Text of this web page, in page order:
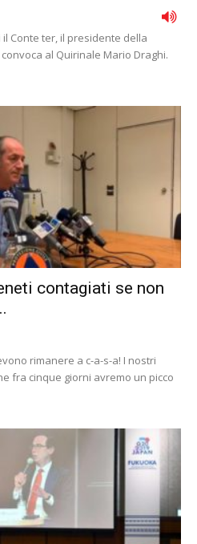
Conte ter, il presidente della
al Quirinale Mario Draghi.
contagiati se non
rimanere a c-a-s-a! I nostri
fra cinque giorni avremo un picco